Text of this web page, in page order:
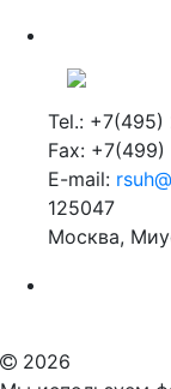
Tel.: +7(495)
Fax:
E-mail:
125047
Москва,
2026